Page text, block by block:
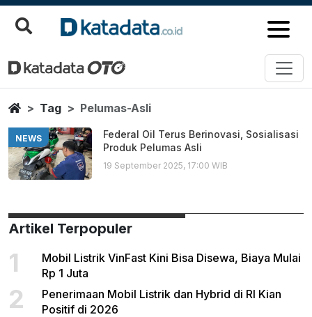
Pelumas Asli
Berita Terbaru
HomeTag Pelumas-Asli
NEWS
Federal Oil Terus Berinovasi, Sosialisasi
Produk Pelumas Asli
19 September 2025, 17:00 WIB
Artikel Terpopuler
1
Mobil Listrik VinFast Kini Bisa Disewa, Biaya Mulai
Rp 1 Juta
2
Penerimaan Mobil Listrik dan Hybrid di RI Kian
Positif di 2026